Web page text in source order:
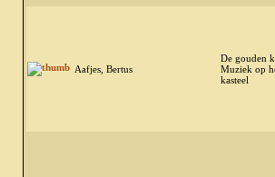
Aafjes, Bertus
De gouden
Muziek op
kasteel